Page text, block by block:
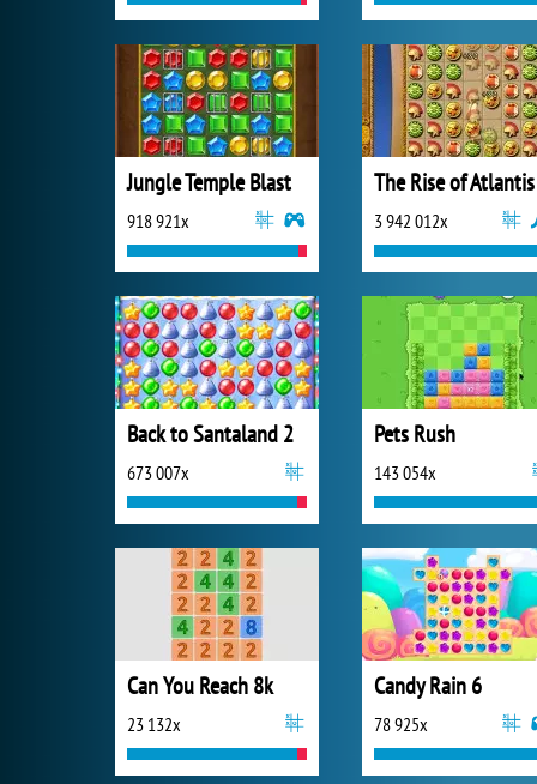
Jungle Temple Blast
918 921x
The Rise of Atlantis
3 942 012x
Back to Santaland 2
673 007x
Pets Rush
143 054x
Can You Reach 8k
23 132x
Candy Rain 6
78 925x